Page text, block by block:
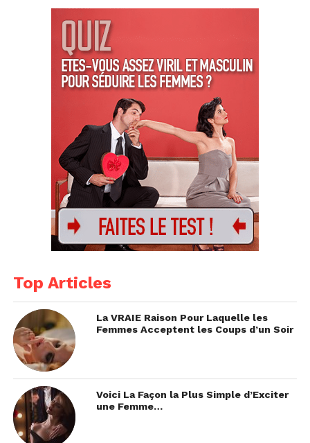
Top Articles
La VRAIE Raison Pour Laquelle les
Femmes Acceptent les Coups d’un Soir
Voici La Façon la Plus Simple d’Exciter
une Femme…